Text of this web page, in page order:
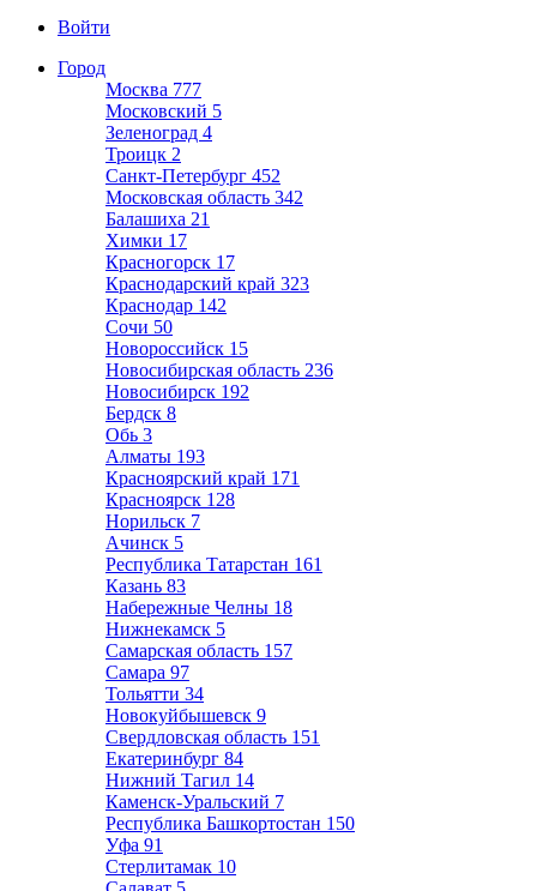
Войти
Город
Москва 777
Московский 5
Зеленоград 4
Троицк 2
Санкт-Петербург 452
Московская область 342
Балашиха 21
Химки 17
Красногорск 17
Краснодарский край 323
Краснодар 142
Сочи 50
Новороссийск 15
Новосибирская область 236
Новосибирск 192
Бердск 8
Обь 3
Алматы 193
Красноярский край 171
Красноярск 128
Норильск 7
Ачинск 5
Республика Татарстан 161
Казань 83
Набережные Челны 18
Нижнекамск 5
Самарская область 157
Самара 97
Тольятти 34
Новокуйбышевск 9
Свердловская область 151
Екатеринбург 84
Нижний Тагил 14
Каменск-Уральский 7
Республика Башкортостан 150
Уфа 91
Стерлитамак 10